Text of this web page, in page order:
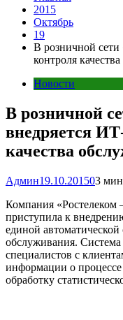
2015
Октябрь
19
В розничной сети
контроля
Новости
В розничной
внедряется
качества
Админ19.10.201503
Компания
приступила к
единой автоматической
обслуживания. Система
специалистов с
информации о
обработку